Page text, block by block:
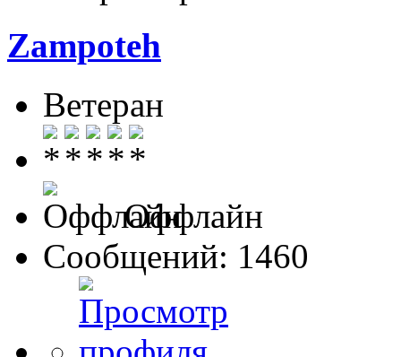
Zampoteh
Ветеран
Оффлайн
Сообщений: 1460